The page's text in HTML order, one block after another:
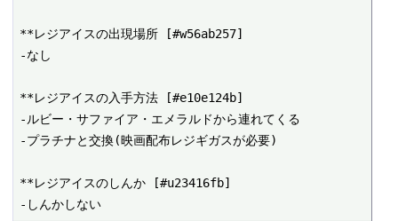
**レジアイスの出現場所 [#w56ab257]
-なし
**レジアイスの入手方法 [#e10e124b]
-ルビー・サファイア・エメラルドから連れてくる
-プラチナと交換(映画配布レジギガスが必要)
**レジアイスのしんか [#u23416fb]